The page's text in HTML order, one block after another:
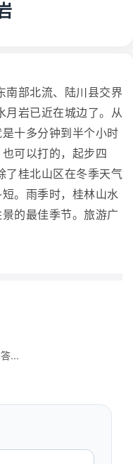
南部北流、陆川县交界
月岩已近在城边了。从
十多分钟到半个小时
可以打的，起步四
了桂北山区在冬季天气
。雨季时，桂林山水
的最佳季节。旅游广
...